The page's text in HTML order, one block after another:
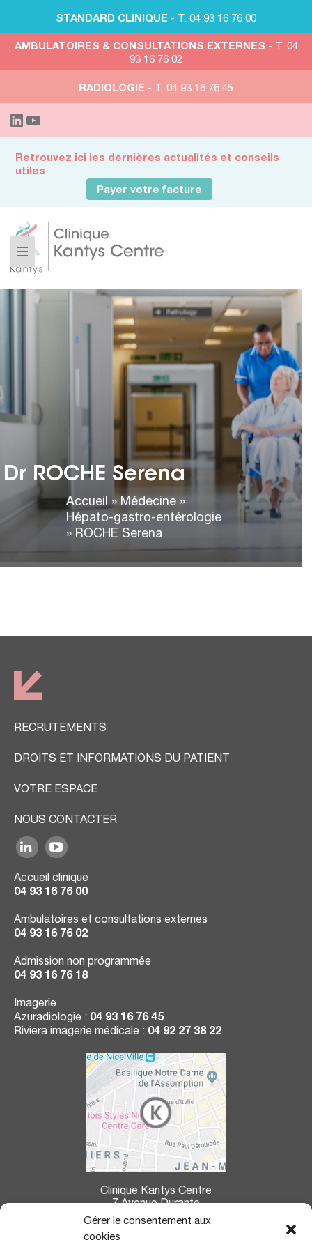
Gérer le consentement aux
cookies
STANDARD CLINIQUE - T. 04 93 16 76 00
AMBULATOIRES & CONSULTATIONS EXTERNES - T. 04
93 16 76 02
RADIOLOGIE - T. 04 93 16 76 45
Retrouvez ici les dernières actualités et conseils
utiles
Payer votre facture
Dr ROCHE Serena
Accueil» Médecine »
Hépato-gastro-entérologie
» ROCHE Serena
Dr ROCHE Serena
HÉPATO-GASTRO-ENTÉROLOGIE
Cabinet de consultation :
37 Boulevard Dubouchage
06000 Nice
Consultations :Sur rendez-vous
Je prends un RDV
RECRUTEMENTS
DROITS ET INFORMATIONS DU PATIENT
VOTRE ESPACE
NOUS CONTACTER
Accueil clinique
04 93 16 76 00
Ambulatoires et consultations externes
04 93 16 76 02
Admission non programmée
04 93 16 76 18
Imagerie
Azuradiologie : 04 93 16 76 45
Riviera imagerie médicale : 04 92 27 38 22
Clinique Kantys Centre
7 Avenue Durante
06004 Nice
La clinique Kantys Centre se situe à :